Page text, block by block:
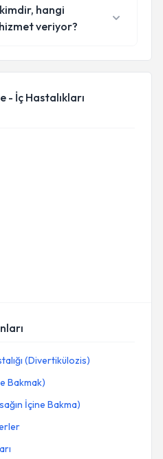
hangi
veriyor?
- İç Hastalıkları
(Divertikülozis)
Bakmak)
İçine Bakma)